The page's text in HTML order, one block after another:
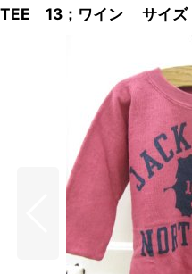
TEE 13；ワイン サイズ